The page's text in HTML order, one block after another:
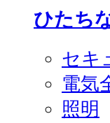
ひたち
セキ
電気
照明